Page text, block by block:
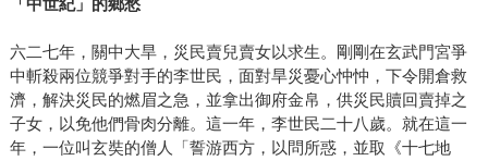
「中世紀」的鄉愁
六二七年，關中大旱，災民賣兒賣女以求生。剛剛在玄武門宮爭
中斬殺兩位競爭對手的李世民，面對旱災憂心忡忡，下令開倉救
濟，解決災民的燃眉之急，並拿出御府金帛，供災民贖回賣掉之
子女，以免他們骨肉分離。這一年，李世民二十八歲。就在這一
年，一位叫玄奘的僧人「誓游西方，以問所惑，並取《十七地